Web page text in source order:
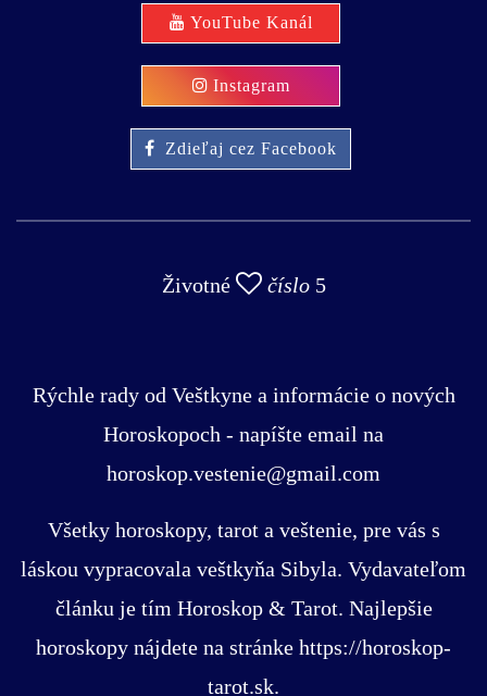
YouTube Kanál
Instagram
Zdieľaj cez Facebook
Životné číslo5
Rýchle rady od Veštkyne a informácie o nových
Horoskopoch - napíšte email na
horoskop.vestenie@gmail.com
Všetky horoskopy, tarot a veštenie, pre vás s
láskou vypracovala veštkyňa Sibyla. Vydavateľom
článku je tím Horoskop & Tarot. Najlepšie
horoskopy nájdete na stránke https://horoskop-
tarot.sk.